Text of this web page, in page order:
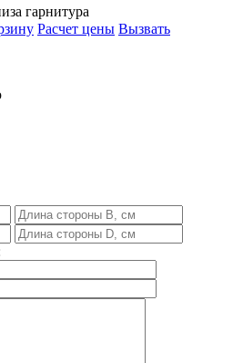
гарнитура
Расчет цены Вызвать